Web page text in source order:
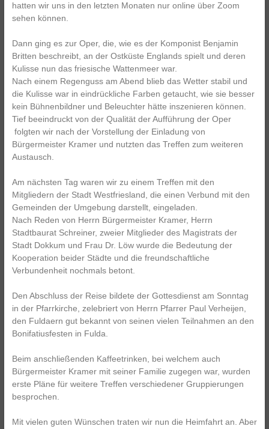
hatten wir uns in den letzten Monaten nur online über Zoom
sehen können.
Dann ging es zur Oper, die, wie es der Komponist Benjamin
Britten beschreibt, an der Ostküste Englands spielt und deren
Kulisse nun das friesische Wattenmeer war.
Nach einem Regenguss am Abend blieb das Wetter stabil und
die Kulisse war in eindrückliche Farben getaucht, wie sie besser
kein Bühnenbildner und Beleuchter hätte inszenieren können.
Tief beeindruckt von der Qualität der Aufführung der Oper
folgten wir nach der Vorstellung der Einladung von
Bürgermeister Kramer und nutzten das Treffen zum weiteren
Austausch.
Am nächsten Tag waren wir zu einem Treffen mit den
Mitgliedern der Stadt Westfriesland, die einen Verbund mit den
Gemeinden der Umgebung darstellt, eingeladen.
Nach Reden von Herrn Bürgermeister Kramer, Herrn
Stadtbaurat Schreiner, zweier Mitglieder des Magistrats der
Stadt Dokkum und Frau Dr. Löw wurde die Bedeutung der
Kooperation beider Städte und die freundschaftliche
Verbundenheit nochmals betont.
Den Abschluss der Reise bildete der Gottesdienst am Sonntag
in der Pfarrkirche, zelebriert von Herrn Pfarrer Paul Verheijen,
den Fuldaern gut bekannt von seinen vielen Teilnahmen an den
Bonifatiusfesten in Fulda.
Beim anschließenden Kaffeetrinken, bei welchem auch
Bürgermeister Kramer mit seiner Familie zugegen war, wurden
erste Pläne für weitere Treffen verschiedener Gruppierungen
besprochen.
Mit vielen guten Wünschen traten wir nun die Heimfahrt an. Aber